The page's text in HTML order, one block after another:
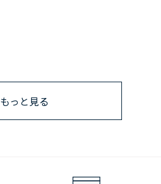
もっと見る